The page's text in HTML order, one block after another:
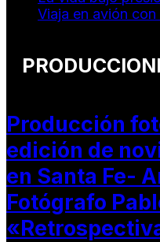
Viaja en avión
Producción
edición de
en Santa Fe-
Fotógrafo